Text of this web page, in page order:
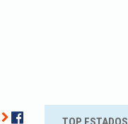
Facebook